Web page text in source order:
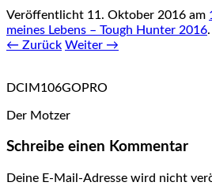
Veröffentlicht 11. Oktober 2016 am
meines Lebens – Tough Hunter 2016.
← Zurück Weiter →
DCIM106GOPRO
Der Motzer
Schreibe einen Kommentar
Deine E-Mail-Adresse wird nicht